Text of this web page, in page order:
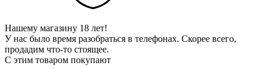
Нашему магазину 18 лет!
У нас было время разобраться в телефонах. Скорее всего,
продадим что-то стоящее.
С этим товаром покупают